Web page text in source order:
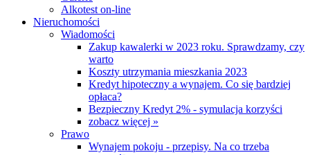
Alkotest on-line
Nieruchomości
Wiadomości
Zakup kawalerki w 2023 roku. Sprawdzamy, czy
warto
Koszty utrzymania mieszkania 2023
Kredyt hipoteczny a wynajem. Co się bardziej
opłaca?
Bezpieczny Kredyt 2% - symulacja korzyści
zobacz więcej »
Prawo
Wynajem pokoju - przepisy. Na co trzeba